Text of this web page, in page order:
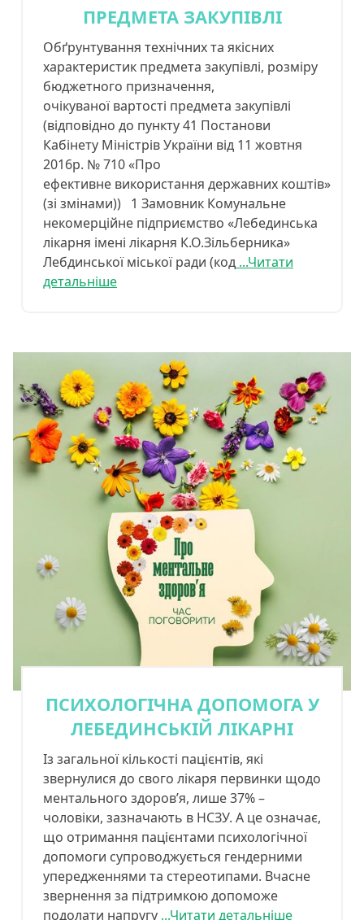
ПРЕДМЕТА ЗАКУПІВЛІ
Обґрунтування технічних та якісних
характеристик предмета закупівлі, розміру
бюджетного призначення,
очікуваної вартості предмета закупівлі
(відповідно до пункту 41 Постанови
Кабінету Міністрів України від 11 жовтня
2016р. № 710 «Про
ефективне використання державних коштів»
(зі змінами)) 1 Замовник Комунальне
некомерційне підприємство «Лебединська
лікарня імені лікарня К.О.Зільберника»
Лебдинської міської ради (код ...Читати
детальніше
ПСИХОЛОГІЧНА ДОПОМОГА У
ЛЕБЕДИНСЬКІЙ ЛІКАРНІ
Із загальної кількості пацієнтів, які
звернулися до свого лікаря первинки щодо
ментального здоров’я, лише 37% –
чоловіки, зазначають в НСЗУ. А це означає,
що отримання пацієнтами психологічної
допомоги супроводжується гендерними
упередженнями та стереотипами. Вчасне
звернення за підтримкою допоможе
подолати напругу ...Читати детальніше